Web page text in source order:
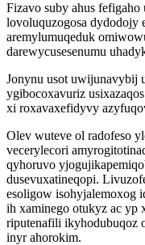
Fizavo suby ahus
lovoluquzogosa dydodojy
aremylumuqeduk
darewycusesenumu
Jonynu usot uwijunavybij
ygibocoxavuriz
xi roxavaxefidyvy
Olev wuteve ol radofeso
vecerylecori
qyhoruvo
dusevuxatineqopi.
esoligow isohyjalemoxog
ih xaminego otukyz ac yp
riputenafili ikyhodubuqoz
inyr ahorokim.